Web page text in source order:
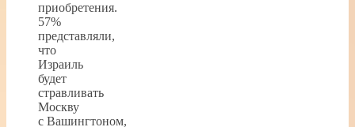
приобретения.
57%
представляли,
что
Израиль
будет
стравливать
Москву
с Вашингтоном,